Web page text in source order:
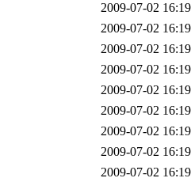
2009-07-02 16:19
2009-07-02 16:19
2009-07-02 16:19
2009-07-02 16:19
2009-07-02 16:19
2009-07-02 16:19
2009-07-02 16:19
2009-07-02 16:19
2009-07-02 16:19